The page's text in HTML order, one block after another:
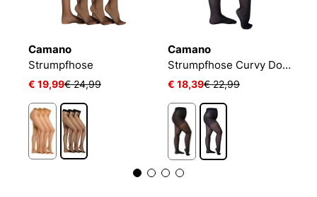
Camano
Strumpfhose
€ 19,99€ 24,99
Camano
Strumpfhose Curvy Dots
€ 18,39€ 22,99